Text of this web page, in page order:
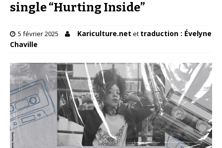
single “Hurting Inside”
5 février 2025 Kariculture.net et traduction : Évelyne
Chaville